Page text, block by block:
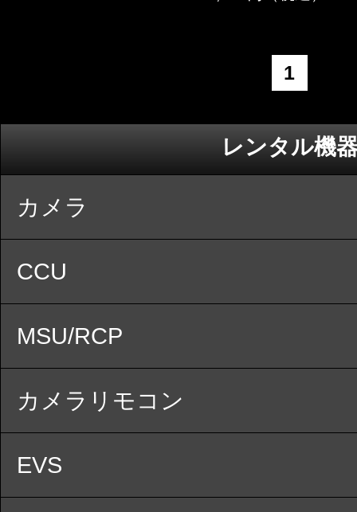
1
レンタル機
カメラ
CCU
MSU/RCP
カメラリモコン
EVS